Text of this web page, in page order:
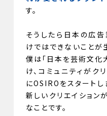
す。
そうしたら日本の広
けではできないことが
僕は「日本を芸術文化
け、コミュニティがク
にOSIROをスタートし
新しいクリエイション
なことです。